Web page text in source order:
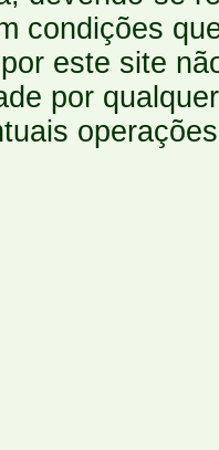
condições
este site
por